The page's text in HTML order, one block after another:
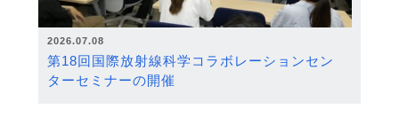
2026.07.08
第18回国際放射線科学コラボレーションセン
ターセミナーの開催